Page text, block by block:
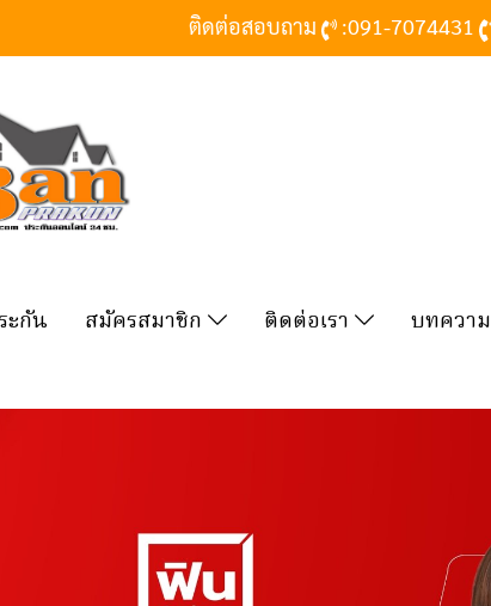
ติดต่อสอบถาม :091-7074431
ะกัน สมัครสมาชิก ติดต่อเรา บทความ